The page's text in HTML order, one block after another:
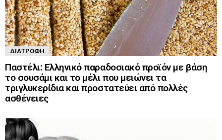
ΔΙΑΤΡΟΦΉ
Παστέλι: Ελληνικό παραδοσιακό προϊόν με βάση
το σουσάμι και το μέλι που μειώνει τα
τριγλυκερίδια και προστατεύει από πολλές
ασθένειες